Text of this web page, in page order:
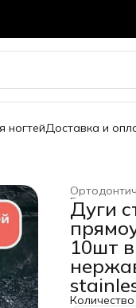
ногтейДоставка и
Главная
Дуги
10шт